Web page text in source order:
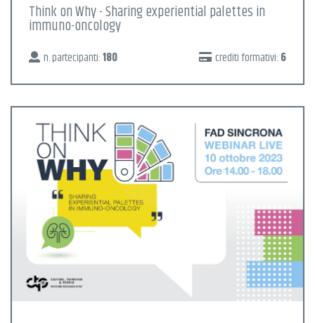
Think on Why - Sharing experiential palettes in
immuno-oncology
n. partecipanti:180 crediti formativi: 6